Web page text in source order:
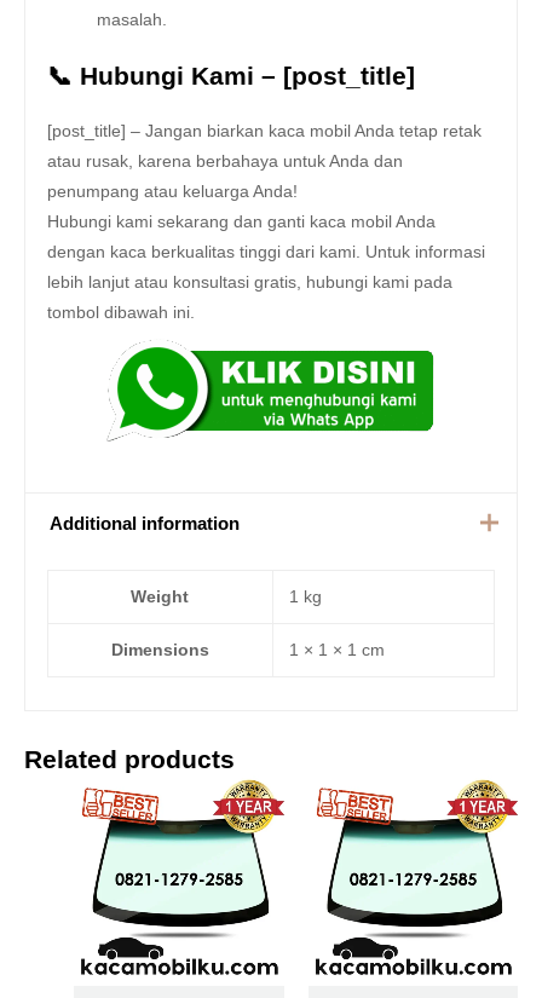
masalah.
📞 Hubungi Kami – [post_title]
[post_title] – Jangan biarkan kaca mobil Anda tetap retak
atau rusak, karena berbahaya untuk Anda dan
penumpang atau keluarga Anda!
Hubungi kami sekarang dan ganti kaca mobil Anda
dengan kaca berkualitas tinggi dari kami. Untuk informasi
lebih lanjut atau konsultasi gratis, hubungi kami pada
tombol dibawah ini.
Additional information
Weight 1 kg
Dimensions 1 × 1 × 1 cm
Related products